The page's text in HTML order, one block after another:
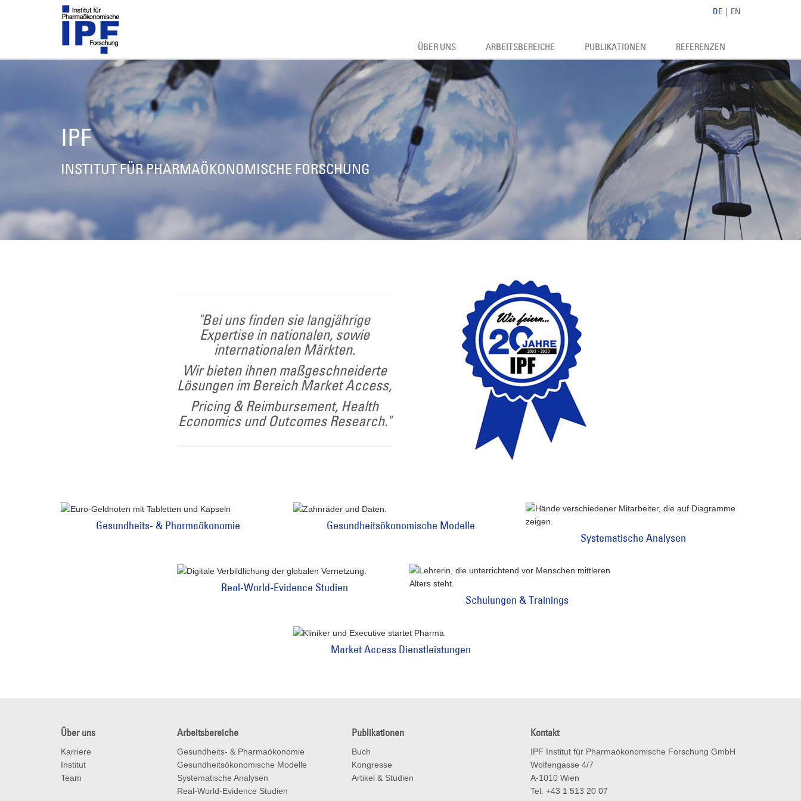
DE | EN
ÜBER UNS ARBEITSBEREICHE PUBLIKATIONEN REFERENZEN
IPF
INSTITUT FÜR PHARMAÖKONOMISCHE FORSCHUNG
"Bei uns finden sie langjährige
Expertise in nationalen, sowie
internationalen Märkten.
Wir bieten ihnen maßgeschneiderte
Lösungen im Bereich Market Access,
Pricing & Reimbursement, Health
Economics und Outcomes Research."
Gesundheits- & Pharmaökonomie
Gesundheitsökonomische Modelle
Systematische Analysen
Real-World-Evidence Studien
Schulungen & Trainings
Market Access Dienstleistungen
Über uns
Karriere
Institut
Team
Arbeitsbereiche
Gesundheits- & Pharmaökonomie
Gesundheitsökonomische Modelle
Systematische Analysen
Real-World-Evidence Studien
Publikationen
Buch
Kongresse
Artikel & Studien
Kontakt
IPF Institut für Pharmaökonomische Forschung GmbH
Wolfengasse 4/7
A-1010 Wien
Tel. +43 1 513 20 07